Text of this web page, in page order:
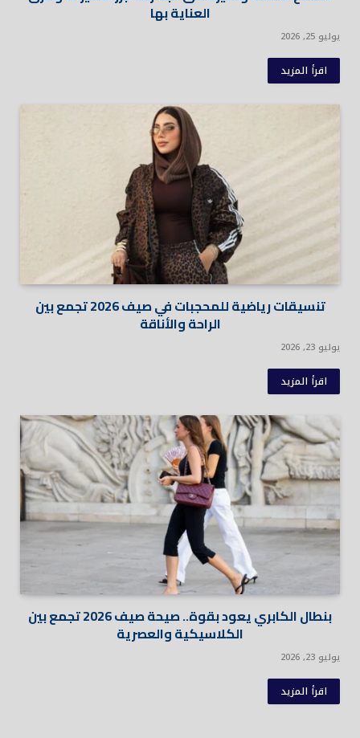
العناية بها
يوليو 25, 2026
اقرأ المزيد
تنسيقات رياضية للمحجبات في صيف 2026 تجمع بين
الراحة والأناقة
يوليو 23, 2026
اقرأ المزيد
بنطال الكابري يعود بقوة.. صيحة صيف 2026 تجمع بين
الكلاسيكية والعصرية
يوليو 23, 2026
اقرأ المزيد